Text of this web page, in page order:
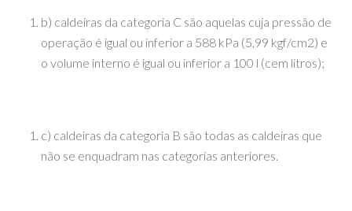
b) caldeiras da categoria C são aquelas cuja pressão de
operação é igual ou inferior a 588 kPa (5,99 kgf/cm2) e
o volume interno é igual ou inferior a 100 l (cem litros);
c) caldeiras da categoria B são todas as caldeiras que
não se enquadram nas categorias anteriores.